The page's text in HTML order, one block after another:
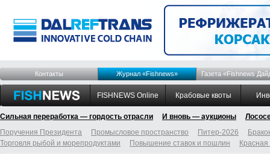
Контакты Журнал «Fishnews» Газета «Fishnews
FISHNEWS Online Крабовые квоты
Сильная переработка — гордость отрасли И вновь — аукционы
Поручения Президента
Промысловое пространство Питер-2026
Торговля рыбой и морепродуктами
Повышение ставок и пошлин